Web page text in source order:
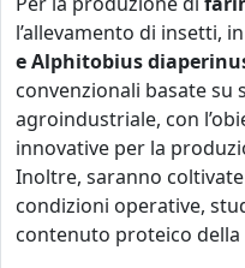
l’allevamento di insetti,
e Alphitobius
convenzionali basate su
agroindustriale, con
innovative per la
Inoltre, saranno
condizioni operative,
contenuto proteico della